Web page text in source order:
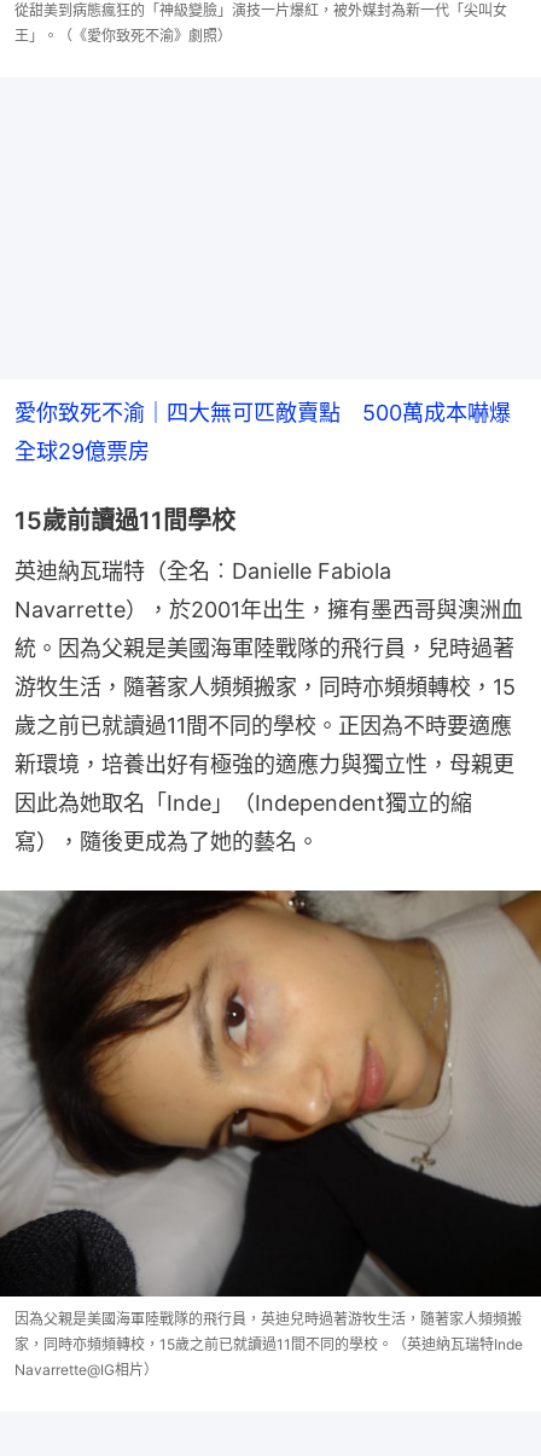
從甜美到病態瘋狂的「神級變臉」演技一片爆紅，被外媒封為新一代「尖叫女
王」。（《愛你致死不渝》劇照）
愛你致死不渝｜四大無可匹敵賣點　500萬成本嚇爆
全球29億票房
15歲前讀過11間學校
英迪納瓦瑞特（全名︰Danielle Fabiola
Navarrette），於2001年出生，擁有墨西哥與澳洲血
統。因為父親是美國海軍陸戰隊的飛行員，兒時過著
游牧生活，隨著家人頻頻搬家，同時亦頻頻轉校，15
歲之前已就讀過11間不同的學校。正因為不時要適應
新環境，培養出好有極強的適應力與獨立性，母親更
因此為她取名「Inde」（Independent獨立的縮
寫），隨後更成為了她的藝名。
因為父親是美國海軍陸戰隊的飛行員，英迪兒時過著游牧生活，隨著家人頻頻搬
家，同時亦頻頻轉校，15歲之前已就讀過11間不同的學校。（英迪納瓦瑞特Inde
Navarrette@IG相片）